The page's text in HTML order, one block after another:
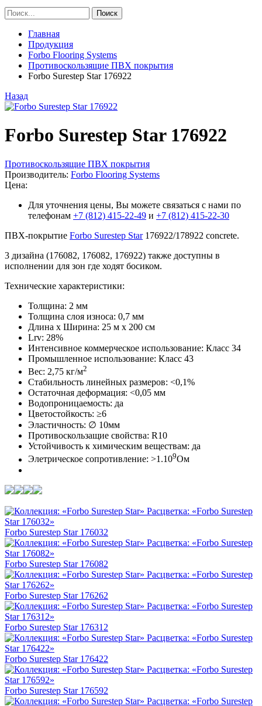
Главная
Продукция
Forbo Flooring Systems
Противоскользящие ПВХ покрытия
Forbo Surestep Star 176922
Назад
Forbo Surestep Star 176922
Противоскользящие ПВХ покрытия
Производитель: Forbo Flooring Systems
Цена:
Для уточнения цены, Вы можете связаться с нами по
телефонам +7 (812) 415-22-49 и +7 (812) 415-22-30
ПВХ-покрытие Forbo Surestep Star176922/178922 concrete.
3 дизайна (176082, 176082, 176922) также доступны в
исполнении для зон где ходят босиком.
Технические характеристики:
Толщина: 2 мм
Толщина слоя износа: 0,7 мм
Длина х Ширина: 25 м x 200 см
Lrv: 28%
Интенсивное коммерческое использование: Класс 34
Промышленное использование: Класс 43
Вес: 2,75 кг/м2
Стабильность линейных размеров: <0,1%
Остаточная деформация: <0,05 мм
Водопроницаемость: да
Цветостойкость: ≥6
Эластичность: ∅ 10мм
Противоскользащие свойства: R10
Устойчивость к химическим веществам: да
Элетрическое сопротивление: >1.109Ом
Forbo Surestep Star 176032
Forbo Surestep Star 176082
Forbo Surestep Star 176262
Forbo Surestep Star 176312
Forbo Surestep Star 176422
Forbo Surestep Star 176592